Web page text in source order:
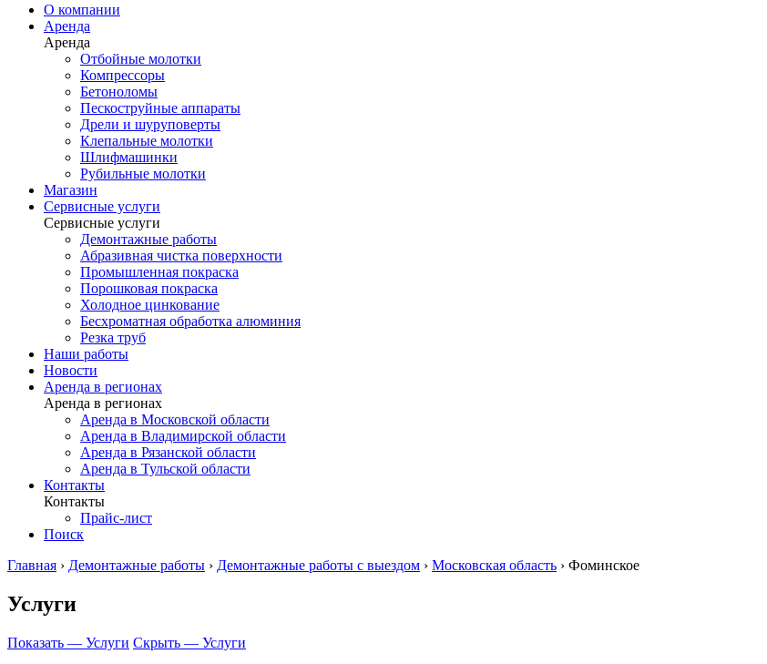
О компании
Аренда
Аренда
Отбойные молотки
Компрессоры
Бетоноломы
Пескоструйные аппараты
Дрели и шуруповерты
Клепальные молотки
Шлифмашинки
Рубильные молотки
Магазин
Сервисные услуги
Сервисные услуги
Демонтажные работы
Абразивная чистка поверхности
Промышленная покраска
Порошковая покраска
Холодное цинкование
Бесхроматная обработка алюминия
Резка труб
Наши работы
Новости
Аренда в регионах
Аренда в регионах
Аренда в Московской области
Аренда в Владимирской области
Аренда в Рязанской области
Аренда в Тульской области
Контакты
Контакты
Прайс-лист
Поиск
Главная › Демонтажные работы › Демонтажные работы с выездом › Московская область › Фоминское
Услуги
Показать — Услуги Скрыть — Услуги